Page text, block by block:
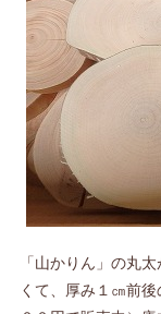
「山かりん」の丸
くて、厚み１㎝前